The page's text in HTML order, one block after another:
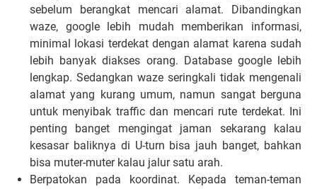
sebelum berangkat mencari alamat. Dibandingkan
waze, google lebih mudah memberikan informasi,
minimal lokasi terdekat dengan alamat karena sudah
lebih banyak diakses orang. Database google lebih
lengkap. Sedangkan waze seringkali tidak mengenali
alamat yang kurang umum, namun sangat berguna
untuk menyibak traffic dan mencari rute terdekat. Ini
penting banget mengingat jaman sekarang kalau
kesasar baliknya di U-turn bisa jauh banget, bahkan
bisa muter-muter kalau jalur satu arah.
Berpatokan pada koordinat. Kepada teman-teman